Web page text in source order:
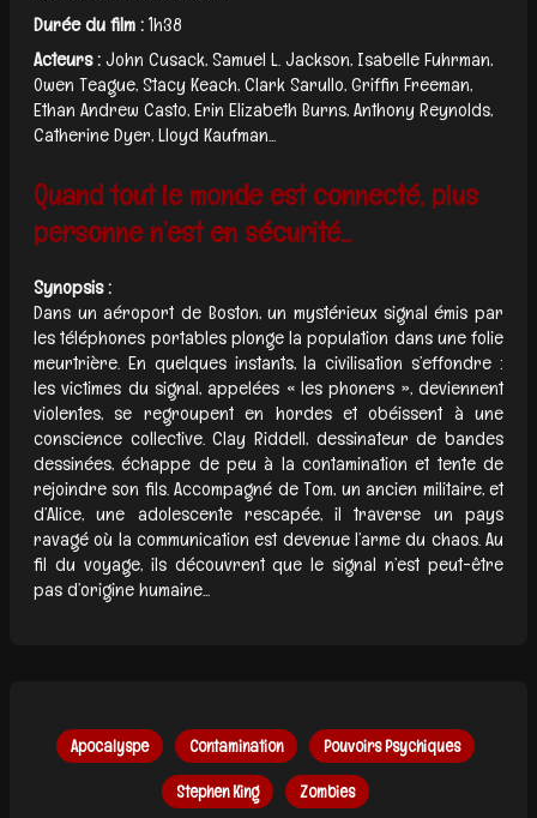
Durée du film :1h38
Acteurs :John Cusack, Samuel L. Jackson, Isabelle Fuhrman,
Owen Teague, Stacy Keach, Clark Sarullo, Griffin Freeman,
Ethan Andrew Casto, Erin Elizabeth Burns, Anthony Reynolds,
Catherine Dyer, Lloyd Kaufman...
Quand tout le monde est connecté, plus
personne n’est en sécurité...
Synopsis :
Dans un aéroport de Boston, un mystérieux signal émis par
les téléphones portables plonge la population dans une folie
meurtrière. En quelques instants, la civilisation s’effondre :
les victimes du signal, appelées « les phoners », deviennent
violentes, se regroupent en hordes et obéissent à une
conscience collective. Clay Riddell, dessinateur de bandes
dessinées, échappe de peu à la contamination et tente de
rejoindre son fils. Accompagné de Tom, un ancien militaire, et
d’Alice, une adolescente rescapée, il traverse un pays
ravagé où la communication est devenue l’arme du chaos. Au
fil du voyage, ils découvrent que le signal n’est peut-être
pas d’origine humaine...
Apocalyspe Contamination Pouvoirs Psychiques
Stephen King Zombies